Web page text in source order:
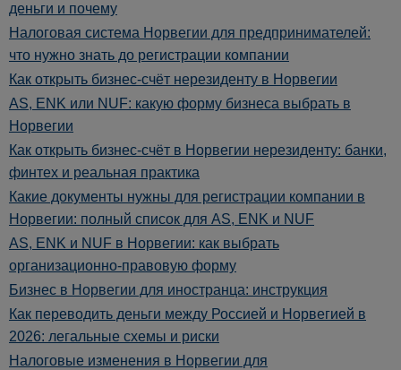
деньги и почему
Налоговая система Норвегии для предпринимателей:
что нужно знать до регистрации компании
Как открыть бизнес-счёт нерезиденту в Норвегии
AS, ENK или NUF: какую форму бизнеса выбрать в
Норвегии
Как открыть бизнес-счёт в Норвегии нерезиденту: банки,
финтех и реальная практика
Какие документы нужны для регистрации компании в
Норвегии: полный список для AS, ENK и NUF
AS, ENK и NUF в Норвегии: как выбрать
организационно-правовую форму
Бизнес в Норвегии для иностранца: инструкция
Как переводить деньги между Россией и Норвегией в
2026: легальные схемы и риски
Налоговые изменения в Норвегии для